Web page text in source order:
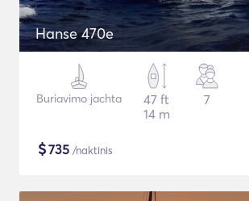
Hanse 470e
Buriavimo jachta
47 ft
14 m
7
$735 /naktinis